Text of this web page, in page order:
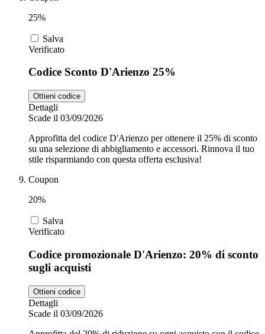
25%
Salva
Verificato
Codice Sconto D'Arienzo 25%
Ottieni codice
Dettagli
Scade il 03/09/2026
Approfitta del codice D'Arienzo per ottenere il 25% di sconto
su una selezione di abbigliamento e accessori. Rinnova il tuo
stile risparmiando con questa offerta esclusiva!
Coupon
20%
Salva
Verificato
Codice promozionale D'Arienzo: 20% di sconto
sugli acquisti
Ottieni codice
Dettagli
Scade il 03/09/2026